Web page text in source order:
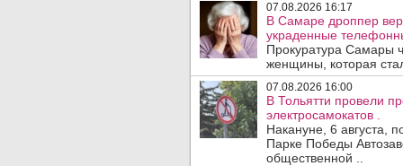
07.08.2026 16:17
В Самаре дроппер
украденные
Прокуратура Самары
женщины, которая
07.08.2026 16:00
В Тольятти провели
электросамокатов .
Накануне, 6 августа,
Парке Победы
общественной ..